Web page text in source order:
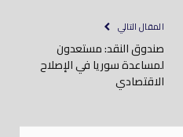
المقال التالي
صندوق النقد: مستعدون
لمساعدة سوريا في الإصلاح
الاقتصادي